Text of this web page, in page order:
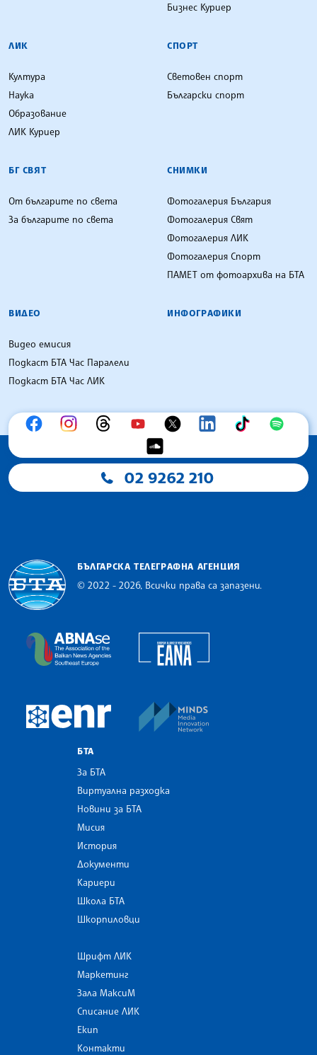
Бизнес Куриер
ЛИК
Култура
Наука
Образование
ЛИК Куриер
СПОРТ
Световен спорт
Български спорт
БГ СВЯТ
От българите по света
За българите по света
СНИМКИ
Фотогалерия България
Фотогалерия Свят
Фотогалерия ЛИК
Фотогалерия Спорт
ПАМЕТ от фотоархива на БТА
ВИДЕО
Видео емисия
Подкаст БТА Час Паралели
Подкаст БТА Час ЛИК
ИНФОГРАФИКИ
02 9262 210
БЪЛГАРСКА ТЕЛЕГРАФНА АГЕНЦИЯ
© 2022 - 2026, Всички права са запазени.
The Assocoation of the Balkan News Agencies
European Newsroom
БТА
За БТА
Виртуална разходка
Новини за БТА
Мисия
История
Документи
Кариери
Школа БТА
Шкорпиловци
Шрифт ЛИК
Маркетинг
Зала МаксиМ
Списание ЛИК
Екип
Контакти